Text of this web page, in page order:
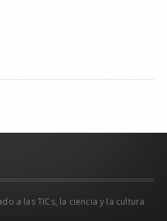
a las TICs, la ciencia y la cultura